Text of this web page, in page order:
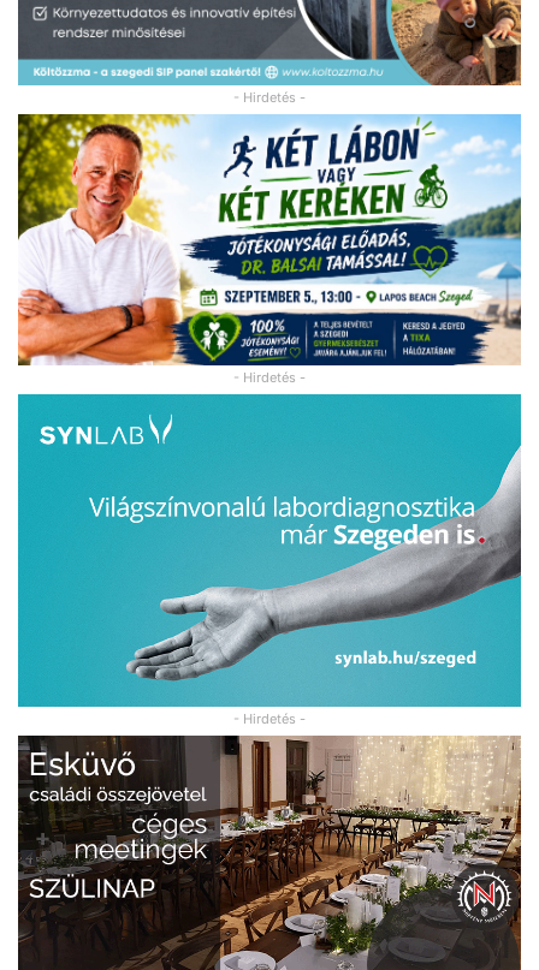
- Hirdetés -
- Hirdetés -
- Hirdetés -